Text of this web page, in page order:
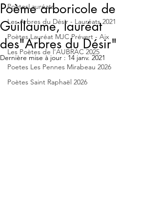
PoètesLauréats
Les Arbres du Désir - Lauréats 2021
Poètes Lauréat MJC Prévert - Aix
Les Poètes de l'AUBRAC 2025
Poetes Les Pennes Mirabeau 2026
Poètes Saint Raphaël 2026
Poème arboricole de
Guillaume, lauréat
des"Arbres du Désir"
Dernière mise à jour : 14 janv. 2021